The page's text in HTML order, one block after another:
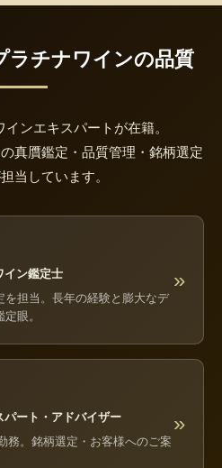
ラチナワインの品質
ンエキスパートが在籍。
真贋鑑定・品質管理・銘柄選定
当しています。
イン鑑定士
を担当。長年の経験と膨大なデ
眼。
»
ート・アドバイザー
務。銘柄選定・お客様へのご案
»